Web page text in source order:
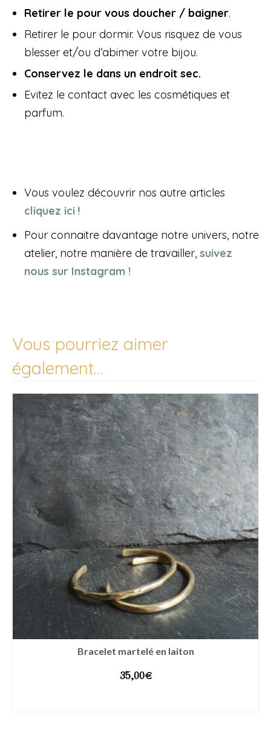
Retirer le pour vous doucher / baigner.
Retirer le pour dormir. Vous risquez de vous
blesser et/ou d’abimer votre bijou.
Conservez le dans un endroit sec.
Evitez le contact avec les cosmétiques et
parfum.
Vous voulez découvrir nos autre articles
cliquez ici !
Pour connaitre davantage notre univers, notre
atelier, notre manière de travailler, suivez
nous sur Instagram !
Vous pourriez aimer
également…
Bracelet martelé en laiton
35,00€